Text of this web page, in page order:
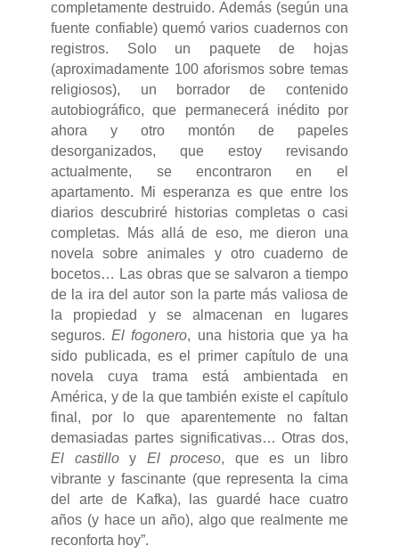
completamente destruido. Además (según una
fuente confiable) quemó varios cuadernos con
registros. Solo un paquete de hojas
(aproximadamente 100 aforismos sobre temas
religiosos), un borrador de contenido
autobiográfico, que permanecerá inédito por
ahora y otro montón de papeles
desorganizados, que estoy revisando
actualmente, se encontraron en el
apartamento. Mi esperanza es que entre los
diarios descubriré historias completas o casi
completas. Más allá de eso, me dieron una
novela sobre animales y otro cuaderno de
bocetos… Las obras que se salvaron a tiempo
de la ira del autor son la parte más valiosa de
la propiedad y se almacenan en lugares
seguros.El fogonero, una historia que ya ha
sido publicada, es el primer capítulo de una
novela cuya trama está ambientada en
América, y de la que también existe el capítulo
final, por lo que aparentemente no faltan
demasiadas partes significativas… Otras dos,
El castilloy El proceso, que es un libro
vibrante y fascinante (que representa la cima
del arte de Kafka), las guardé hace cuatro
años (y hace un año), algo que realmente me
reconforta hoy”.